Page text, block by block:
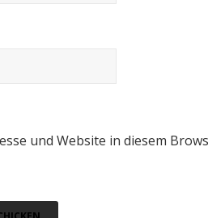
und Website in diesem